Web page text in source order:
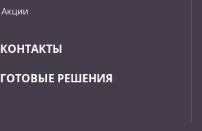
Акции
КОНТАКТЫ
ГОТОВЫЕ РЕШЕНИЯ